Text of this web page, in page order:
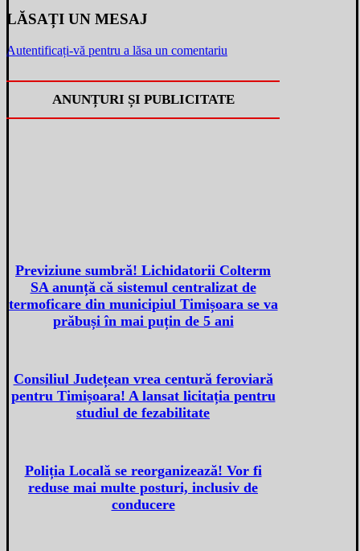
LĂSAȚI UN MESAJ
Autentificați-vă pentru a lăsa un comentariu
ANUNȚURI ȘI PUBLICITATE
Previziune sumbră! Lichidatorii Colterm
SA anunță că sistemul centralizat de
termoficare din municipiul Timișoara se va
prăbuși în mai puțin de 5 ani
Consiliul Județean vrea centură feroviară
pentru Timișoara! A lansat licitația pentru
studiul de fezabilitate
Poliția Locală se reorganizează! Vor fi
reduse mai multe posturi, inclusiv de
conducere